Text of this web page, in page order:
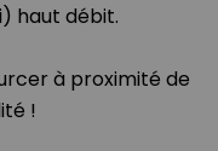
haut débit.
à proximité de
!